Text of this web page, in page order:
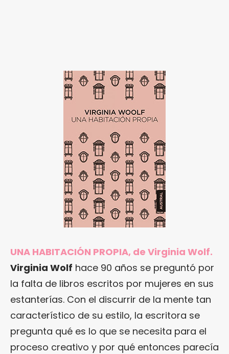
UNA HABITACIÓN PROPIA, de Virginia Wolf.
Virginia Wolf hace 90 años se preguntó por
la falta de libros escritos por mujeres en sus
estanterías. Con el discurrir de la mente tan
característico de su estilo, la escritora se
pregunta qué es lo que se necesita para el
proceso creativo y por qué entonces parecía